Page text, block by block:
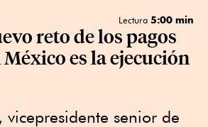
Lectura 5:00 min
reto de los pagos
es la ejecución
vicepresidente senior de